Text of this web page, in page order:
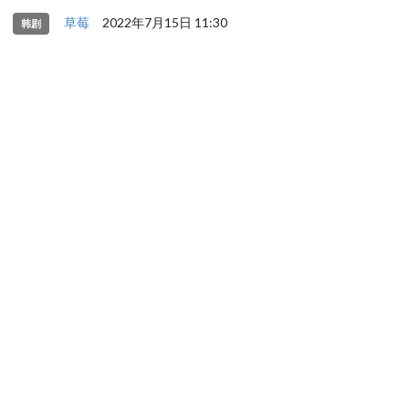
韩剧 草莓 2022年7月15日 11:30